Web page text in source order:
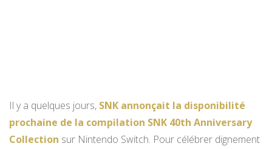
Il y a quelques jours, SNK annonçait la disponibilité
prochaine de la compilation SNK 40th Anniversary
Collection sur Nintendo Switch. Pour célébrer dignement